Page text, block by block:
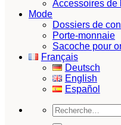
Accessoires de
Mode
Dossiers de
Porte-monnaie
Sacoche pour
Français
Deutsch
English
Español
Recherche
pour :